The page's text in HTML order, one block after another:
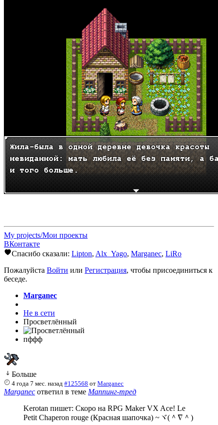
My projects/Мои проекты
ВКонтакте
Спасибо сказали: Lipton, Alx_Yago, Marganec, LiRo
Пожалуйста Войти или Регистрация, чтобы присоединиться к
беседе.
Marganec
Не в сети
Просветлённый
пффф
Больше
4 года 7 мес. назад #125568 отMarganec
Marganec ответил в теме Маппинг-тред
Kerotan пишет: Скоро на RPG Maker VX Ace! Le
Petit Chaperon rouge (Красная шапочка) ~ヾ(＾∇＾)